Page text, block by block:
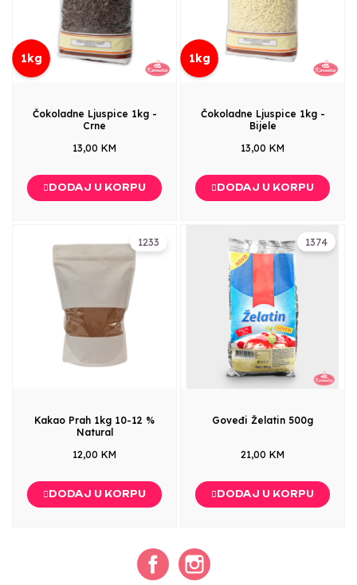
1kg
Čokoladne Ljuspice 1kg -
Crne
13,00 KM
DODAJ U KORPU
1kg
Čokoladne Ljuspice 1kg -
Bijele
13,00 KM
DODAJ U KORPU
1233
Kakao Prah 1kg 10-12 %
Natural
12,00 KM
DODAJ U KORPU
1374
Goveđi Želatin 500g
21,00 KM
DODAJ U KORPU
Facebook